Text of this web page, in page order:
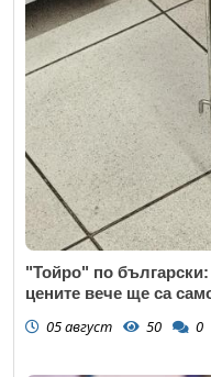
"Тойро" по
цените вече ще са
05 август 50 0